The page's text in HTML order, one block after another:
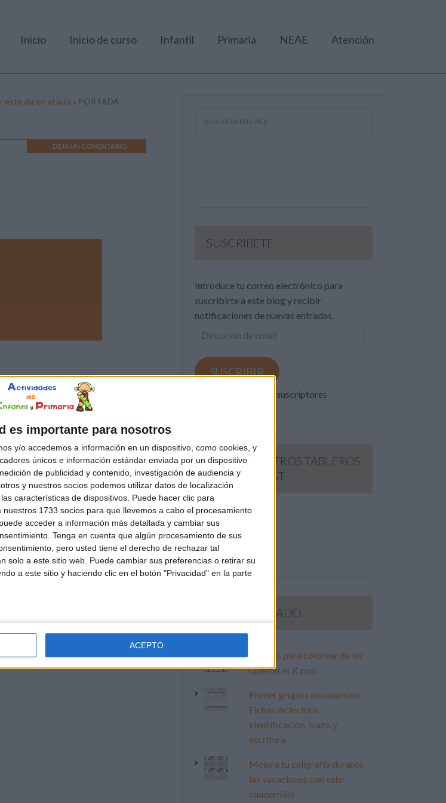
es importante para nosotros
y/o accedemos a información en un dispositivo, como cookies, y
únicos e información estándar enviada por un dispositivo
de publicidad y contenido, investigación de audiencia y
y nuestros socios podemos utilizar datos de localización
características de dispositivos. Puede hacer clic para
1733 socios para que llevemos a cabo el procesamiento
acceder a información más detallada y cambiar sus
Tenga en cuenta que algún procesamiento de sus
pero usted tiene el derecho de rechazar tal
solo a este sitio web. Puede cambiar sus preferencias o retirar su
a este sitio y haciendo clic en el botón "Privacidad" en la parte
ACEPTO
Inicio Inicio de curso Infantil Primaria NEAE Atención
este día en el aula » PORTADA
DEJA UN COMENTARIO
SUSCRIBETE
Introduce tu correo electrónico para
suscribirte a este blog y recibir
notificaciones de nuevas entradas.
Dirección
email
SUSCRIBIR
Únete a otros 371K suscriptores
SIGUE NUESTROS TABLEROS
EN PINTEREST
LO MÁS VISITADO
Dibujos para colorear de las
Guerreras K pop
Primer grupo consonántico:
Fichas de lectura,
identificación, trazo y
escritura
Mejora tu caligrafía durante
las vacaciones con este
cuadernillo